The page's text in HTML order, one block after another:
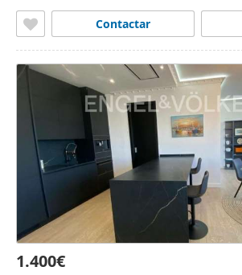
Contactar
1.400€